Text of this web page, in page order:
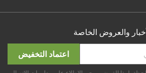
والعروض الخاصة